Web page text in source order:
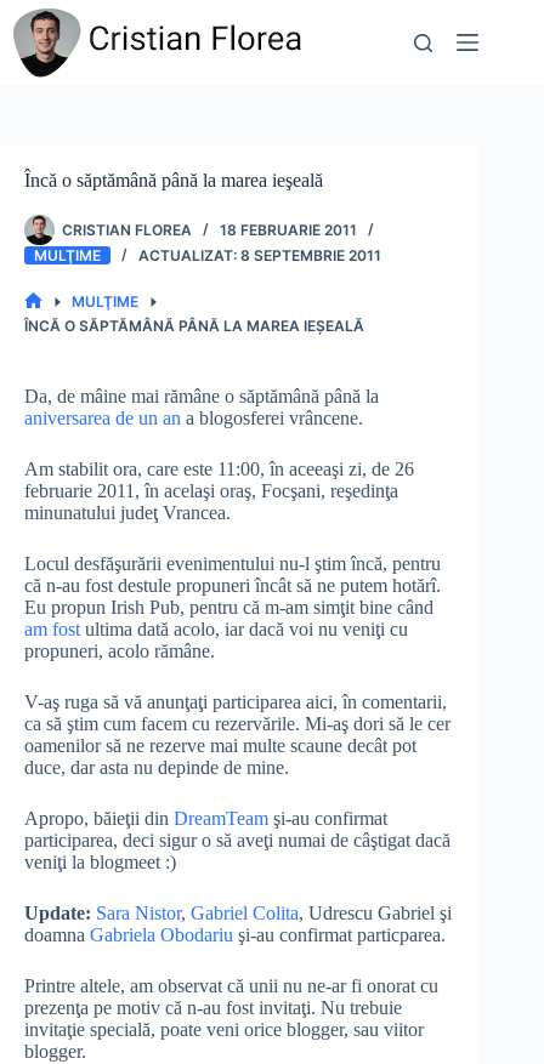
Sari
conținut
Încă o săptămână până la marea ieşeală
CRISTIAN FLOREA
18 FEBRUARIE 2011
MULŢIME
8 SEPTEMBRIE 2011
PRIMA
MULŢIME
ÎNCĂ O SĂPTĂMÂNĂ PÂNĂ LA MAREA IEŞEALĂ
Da, de mâine mai rămâne o săptămână până la
aniversarea de un an a blogosferei vrâncene.
Am stabilit ora, care este 11:00, în aceeaşi zi, de 26
februarie 2011, în acelaşi oraş, Focşani, reşedinţa
minunatului judeţ Vrancea.
Locul desfăşurării evenimentului nu-l ştim încă, pentru
că n-au fost destule propuneri încât să ne putem hotărî.
Eu propun Irish Pub, pentru că m-am simţit bine când
am fostultima dată acolo, iar dacă voi nu veniţi cu
propuneri, acolo rămâne.
V-aş ruga să vă anunţaţi participarea aici, în comentarii,
ca să ştim cum facem cu rezervările. Mi-aş dori să le cer
oamenilor să ne rezerve mai multe scaune decât pot
duce, dar asta nu depinde de mine.
Apropo, băieţii din DreamTeam şi-au confirmat
participarea, deci sigur o să aveţi numai de câştigat dacă
veniţi la blogmeet :)
Update: Sara Nistor, Gabriel Colita, Udrescu Gabriel şi
doamna Gabriela Obodariu şi-au confirmat particparea.
Printre altele, am observat că unii nu ne-ar fi onorat cu
prezenţa pe motiv că n-au fost invitaţi. Nu trebuie
invitaţie specială, poate veni orice blogger, sau viitor
blogger.